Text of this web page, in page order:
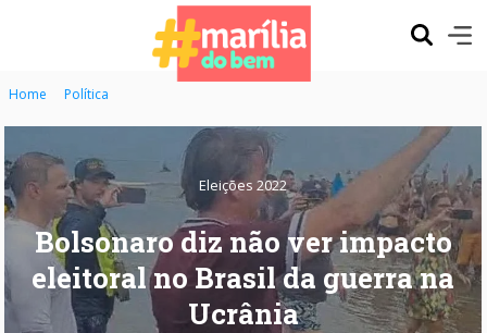
Home Política
Eleições 2022
Bolsonaro diz não ver impacto
eleitoral no Brasil da guerra na
Ucrânia